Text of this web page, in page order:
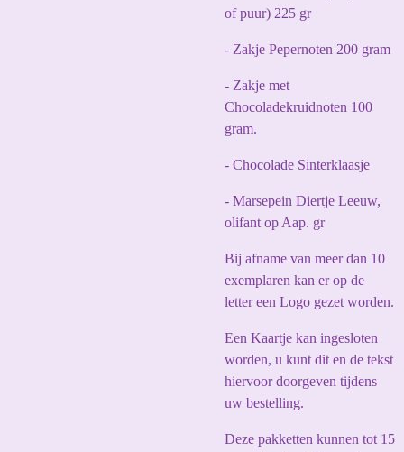
of puur) 225 gr
- Zakje Pepernoten 200 gram
- Zakje met
Chocoladekruidnoten 100
gram.
- Chocolade Sinterklaasje
- Marsepein Diertje Leeuw,
olifant op Aap. gr
Bij afname van meer dan 10
exemplaren kan er op de
letter een Logo gezet worden.
Een Kaartje kan ingesloten
worden, u kunt dit en de tekst
hiervoor doorgeven tijdens
uw bestelling.
Deze pakketten kunnen tot 15